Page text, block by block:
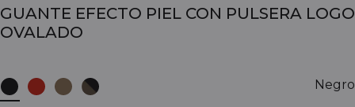
GUANTE EFECTO PIEL CON PULSERA LOGO
OVALADO
Negro